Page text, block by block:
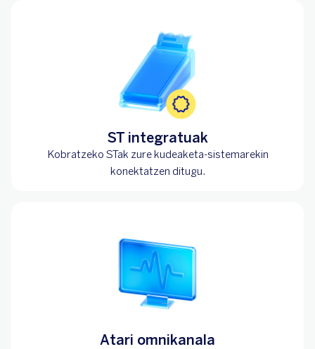
ST integratuak
Kobratzeko STak zure kudeaketa-sistemarekin
konektatzen ditugu.
Atari omnikanala